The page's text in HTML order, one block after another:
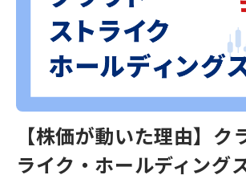
【株価が動いた理由】ク
ライク・ホールディング